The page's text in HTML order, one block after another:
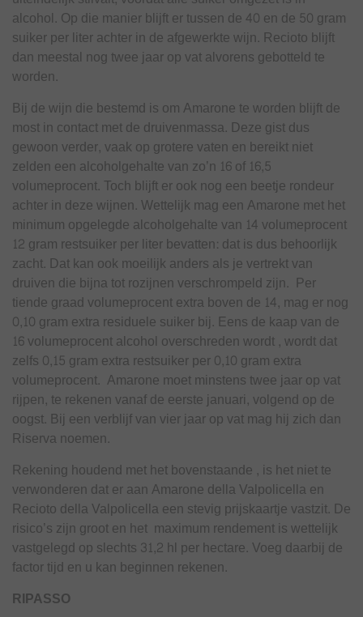
alcohol. Op die manier blijft er tussen de 40 en de 50 gram
suiker per liter achter in de afgewerkte wijn. Recioto blijft
dan meestal nog twee jaar op vat alvorens gebotteld te
worden.
Bij de wijn die bestemd is om Amarone te worden blijft de
most in contact met de druivenmassa. Deze gist dus
gewoon verder, vaak op grotere vaten en bereikt niet
zelden een alcoholgehalte van zo’n 16 of 16,5
volumeprocent. Toch blijft er ook nog een beetje rondeur
achter in deze wijnen. Wettelijk mag een Amarone met het
minimum opgelegde alcoholgehalte van 14 volumeprocent
12 gram restsuiker per liter bevatten: dat is dus behoorlijk
zacht. Dat kan ook moeilijk anders als je vertrekt van
druiven die bijna tot rozijnen verschrompeld zijn. Per
tiende graad volumeprocent extra boven de 14, mag er nog
0,10 gram extra residuele suiker bij. Eens de kaap van de
16 volumeprocent alcohol overschreden wordt , wordt dat
zelfs 0,15 gram extra restsuiker per 0,10 gram extra
volumeprocent. Amarone moet minstens twee jaar op vat
rijpen, te rekenen vanaf de eerste januari, volgend op de
oogst. Bij een verblijf van vier jaar op vat mag hij zich dan
Riserva noemen.
Rekening houdend met het bovenstaande , is het niet te
verwonderen dat er aan Amarone della Valpolicella en
Recioto della Valpolicella een stevig prijskaartje vastzit. De
risico’s zijn groot en het maximum rendement is wettelijk
vastgelegd op slechts 31,2 hl per hectare. Voeg daarbij de
factor tijd en u kan beginnen rekenen.
RIPASSO